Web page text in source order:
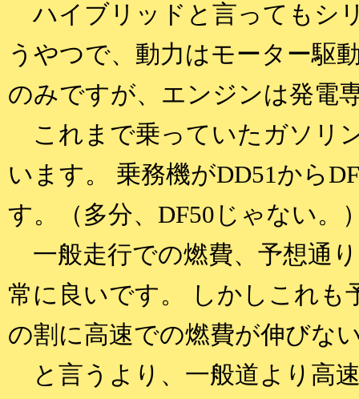
ハイブリッドと言ってもシ
うやつで、動力はモーター駆
のみですが、エンジンは発電
これまで乗っていたガソリ
います。 乗務機がDD51から
す。（多分、DF50じゃない。
一般走行での燃費、予想通
常に良いです。 しかしこれも
の割に高速での燃費が伸びな
と言うより、一般道より高